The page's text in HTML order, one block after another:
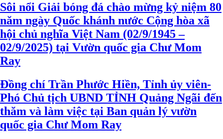
Sôi nổi Giải bóng đá chào mừng kỷ niệm 80
năm ngày Quốc khánh nước Cộng hòa xã
hội chủ nghĩa Việt Nam (02/9/1945 –
02/9/2025) tại Vườn quốc gia Chư Mom
Ray
Đồng chí Trần Phước Hiền, Tỉnh ủy viên-
Phó Chủ tịch UBND TỈNH Quảng Ngãi đến
thăm và làm việc tại Ban quản lý vườn
quốc gia Chư Mom Ray